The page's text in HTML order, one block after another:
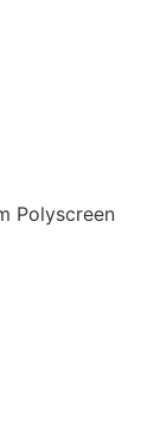
Polyscreen